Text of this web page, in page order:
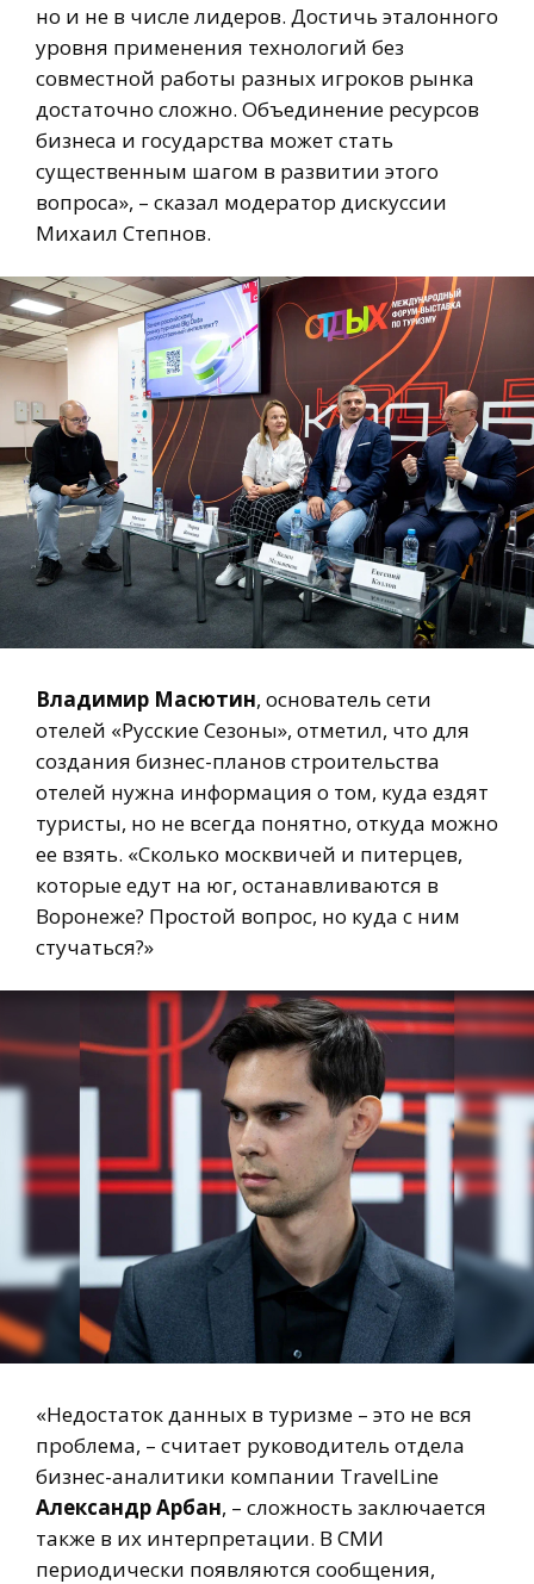
но и не в числе лидеров. Достичь эталонного
уровня применения технологий без
совместной работы разных игроков рынка
достаточно сложно. Объединение ресурсов
бизнеса и государства может стать
существенным шагом в развитии этого
вопроса», – сказал модератор дискуссии
Михаил Степнов.
Владимир Масютин, основатель сети
отелей «Русские Сезоны», отметил, что для
создания бизнес-планов строительства
отелей нужна информация о том, куда ездят
туристы, но не всегда понятно, откуда можно
ее взять. «Сколько москвичей и питерцев,
которые едут на юг, останавливаются в
Воронеже? Простой вопрос, но куда с ним
стучаться?»
«Недостаток данных в туризме – это не вся
проблема, – считает руководитель отдела
бизнес-аналитики компании TravelLine
Александр Aрбан, – сложность заключается
также в их интерпретации. В СМИ
периодически появляются сообщения,